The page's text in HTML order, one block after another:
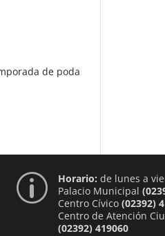
de poda
p Horario: de lunes a
Palacio Municipal
Centro Cívico (02392)
Centro de Atención
(02392) 419060